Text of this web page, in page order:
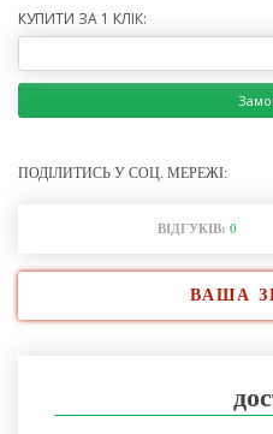
КУПИТИ ЗА 1 КЛІК:
ПОДІЛИТИСЬ У СОЦ. МЕРЕЖІ:
ВІДГУКІВ: 0
ВАША